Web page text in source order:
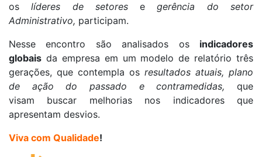
oslíderes de setoresegerência do setor
Administrativo, participam.
Nesse encontro são analisados os indicadores
globais da empresa em um modelo de relatório três
gerações, que contempla os resultados atuais, plano
de ação do passado e contramedidas, que
visam buscar melhorias nos indicadores que
apresentam desvios.
Viva com Qualidade!